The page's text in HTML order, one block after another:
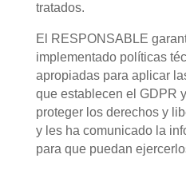
tratados.
El RESPONSABLE
implementado políticas
apropiadas para aplicar
que establecen el GDPR
proteger los derechos y
y les ha comunicado la
para que puedan